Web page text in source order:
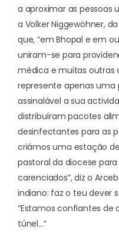
a aproximar as pessoas
a Volker Niggewöhner,
que, “em Bhopal e em
uniram-se para
médica e muitas outras
represente apenas uma
assinalável a sua
distribuíram pacotes
desinfectantes para as
criámos uma estação
pastoral da diocese
carenciados”, diz o
indiano: faz o teu dever
“Estamos confiantes de
túnel…”